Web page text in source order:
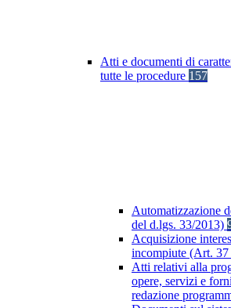
Atti e documenti di
tutte le procedure 157
Automatizzazione
del d.lgs. 33/2013)
Acquisizione
incompiute (Art.
Atti relativi alla
opere, servizi e
redazione